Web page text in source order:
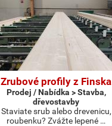
Zrubové profily z Finska
Prodej / Nabídka > Stavba,
dřevostavby
Staviate srub alebo drevenicu,
roubenku? Zvážte lepené …